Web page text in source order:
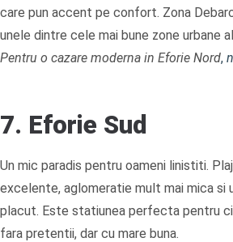
care pun accent pe confort. Zona
unele dintre cele mai bune zone urbane
Pentru o cazare moderna in Eforie Nord,
7. Eforie Sud
Un mic paradis pentru oameni linistiti.
excelente, aglomeratie mult mai mica si
placut. Este statiunea perfecta pentru
fara pretentii, dar cu mare buna.